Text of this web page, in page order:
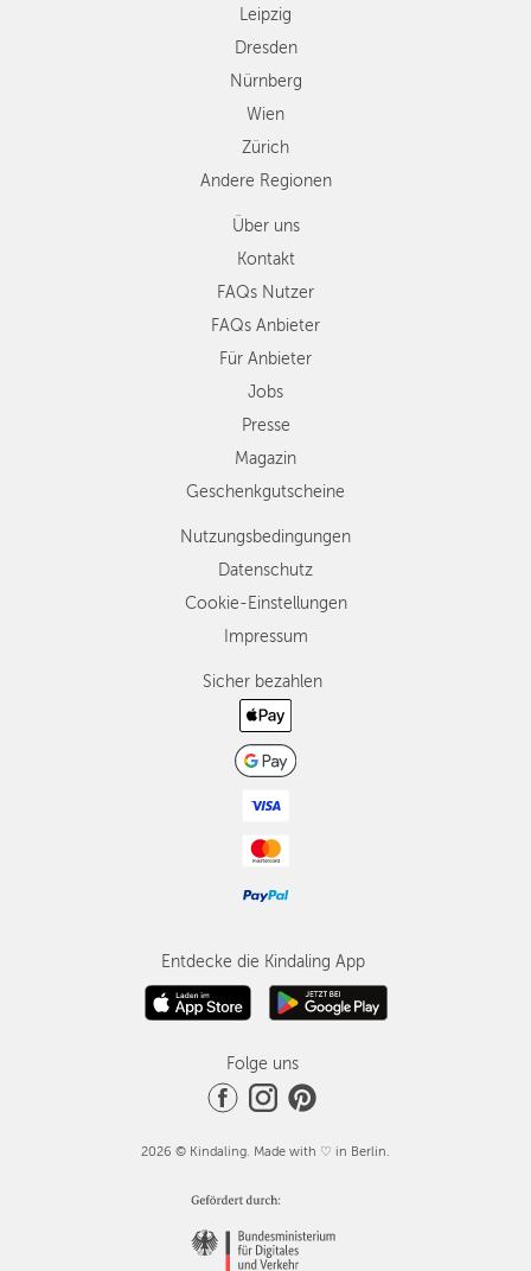
Leipzig
Dresden
Nürnberg
Wien
Zürich
Andere Regionen
Über uns
Kontakt
FAQs Nutzer
FAQs Anbieter
Für Anbieter
Jobs
Presse
Magazin
Geschenkgutscheine
Nutzungsbedingungen
Datenschutz
Cookie-Einstellungen
Impressum
Sicher bezahlen
Entdecke die Kindaling App
Folge uns
2026 © Kindaling. Made with ♡ in Berlin.